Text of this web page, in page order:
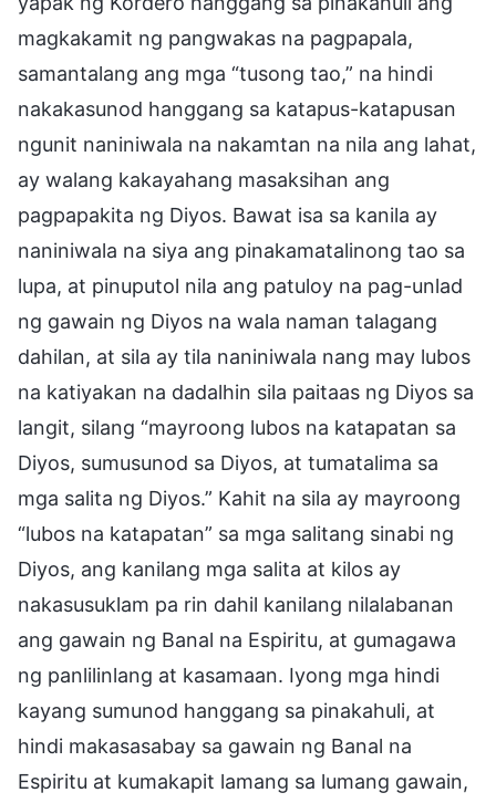
magkakamit ng pangwakas na pagpapala,
samantalang ang mga “tusong tao,” na hindi
nakakasunod hanggang sa katapus-katapusan
ngunit naniniwala na nakamtan na nila ang lahat,
ay walang kakayahang masaksihan ang
pagpapakita ng Diyos. Bawat isa sa kanila ay
naniniwala na siya ang pinakamatalinong tao sa
lupa, at pinuputol nila ang patuloy na pag-unlad
ng gawain ng Diyos na wala naman talagang
dahilan, at sila ay tila naniniwala nang may lubos
na katiyakan na dadalhin sila paitaas ng Diyos sa
langit, silang “mayroong lubos na katapatan sa
Diyos, sumusunod sa Diyos, at tumatalima sa
mga salita ng Diyos.” Kahit na sila ay mayroong
“lubos na katapatan” sa mga salitang sinabi ng
Diyos, ang kanilang mga salita at kilos ay
nakasusuklam pa rin dahil kanilang nilalabanan
ang gawain ng Banal na Espiritu, at gumagawa
ng panlilinlang at kasamaan. Iyong mga hindi
kayang sumunod hanggang sa pinakahuli, at
hindi makasasabay sa gawain ng Banal na
Espiritu at kumakapit lamang sa lumang gawain,